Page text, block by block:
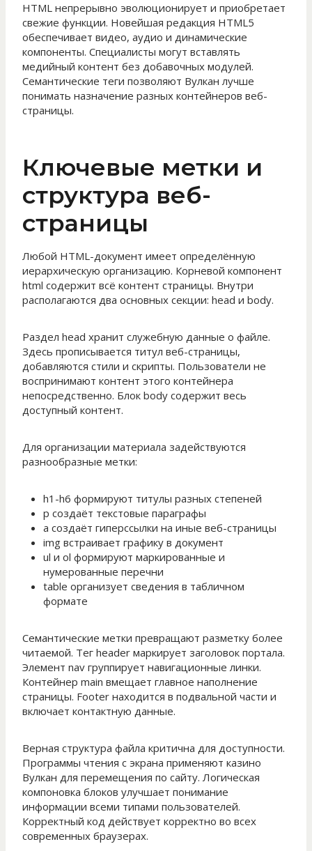
HTML непрерывно эволюционирует и приобретает
свежие функции. Новейшая редакция HTML5
обеспечивает видео, аудио и динамические
компоненты. Специалисты могут вставлять
медийный контент без добавочных модулей.
Семантические теги позволяют Вулкан лучше
понимать назначение разных контейнеров веб-
страницы.
Ключевые метки и
структура веб-
страницы
Любой HTML-документ имеет определённую
иерархическую организацию. Корневой компонент
html содержит всё контент страницы. Внутри
располагаются два основных секции: head и body.
Раздел head хранит служебную данные о файле.
Здесь прописывается титул веб-страницы,
добавляются стили и скрипты. Пользователи не
воспринимают контент этого контейнера
непосредственно. Блок body содержит весь
доступный контент.
Для организации материала задействуются
разнообразные метки:
h1-h6 формируют титулы разных степеней
p создаёт текстовые параграфы
a создаёт гиперссылки на иные веб-страницы
img встраивает графику в документ
ul и ol формируют маркированные и
нумерованные перечни
table организует сведения в табличном
формате
Семантические метки превращают разметку более
читаемой. Тег header маркирует заголовок портала.
Элемент nav группирует навигационные линки.
Контейнер main вмещает главное наполнение
страницы. Footer находится в подвальной части и
включает контактную данные.
Верная структура файла критична для доступности.
Программы чтения с экрана применяют казино
Вулкан для перемещения по сайту. Логическая
компоновка блоков улучшает понимание
информации всеми типами пользователей.
Корректный код действует корректно во всех
современных браузерах.